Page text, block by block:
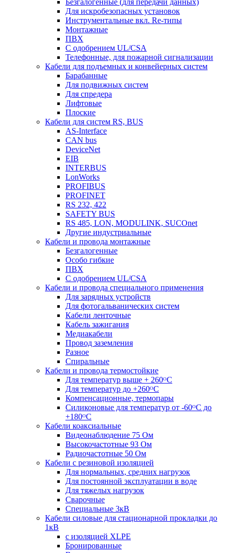
Для искробезопасных установок
Инструментальные вкл. Re-типы
Монтажные
ПВХ
С одобрением UL/CSA
Телефонные, для пожарной сигнализации
Кабели для подъемных и конвейерных систем
Барабанные
Для подвижных систем
Для спредера
Лифтовые
Плоские
Кабели для систем RS, BUS
AS-Interface
CAN bus
DeviceNet
EIB
INTERBUS
LonWorks
PROFIBUS
PROFINET
RS 232, 422
SAFETY BUS
RS 485, LON, MODULINK, SUCOnet
Другие индустриальные
Кабели и провода монтажные
Безгалогенные
Особо гибкие
ПВХ
С одобрением UL/CSA
Кабели и провода специального применения
Для зарядных устройств
Для фотогальванических систем
Кабели ленточные
Кабель зажигания
Медиакабели
Провод заземления
Разное
Спиральные
Кабели и провода термостойкие
Для температур выше + 260ᴼС
Для температур до +260ᴼС
Компенсационные, термопары
Силиконовые для температур от -60ᴼC до
+180ᴼС
Кабели коаксиальные
Видеонаблюдение 75 Ом
Высокочастотные 93 Ом
Радиочастотные 50 Ом
Кабели с резиновой изоляцией
Для нормальных, средних нагрузок
Для постоянной эксплуатации в воде
Для тяжелых нагрузок
Сварочные
Специальные 3кВ
Кабели силовые для стационарной прокладки до
1кВ
c изоляцией XLPE
Бронированные